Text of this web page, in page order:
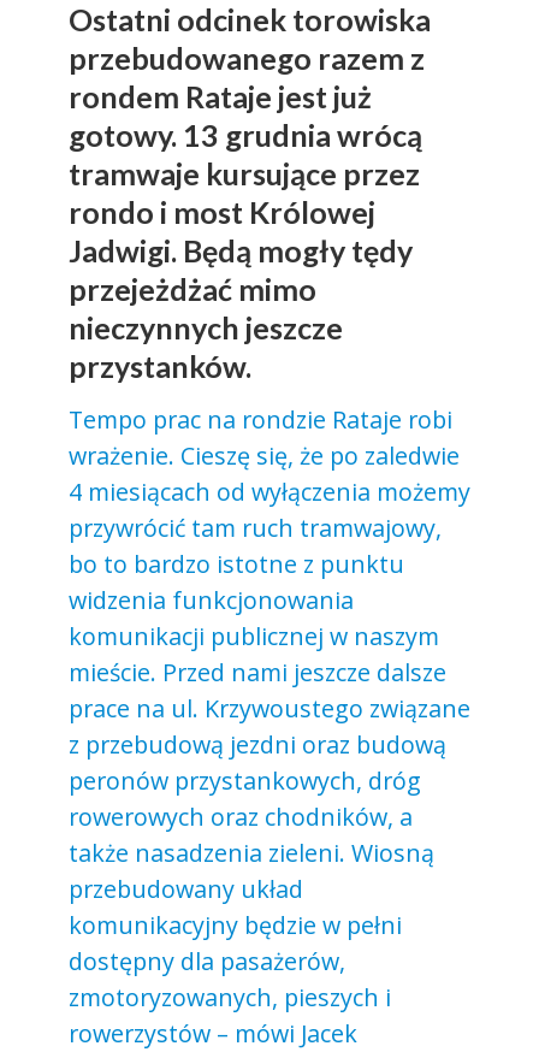
Ostatni odcinek torowiska
przebudowanego razem z
rondem Rataje jest już
gotowy. 13 grudnia wrócą
tramwaje kursujące przez
rondo i most Królowej
Jadwigi. Będą mogły tędy
przejeżdżać mimo
nieczynnych jeszcze
przystanków.
Tempo prac na rondzie Rataje robi
wrażenie. Cieszę się, że po zaledwie
4 miesiącach od wyłączenia możemy
przywrócić tam ruch tramwajowy,
bo to bardzo istotne z punktu
widzenia funkcjonowania
komunikacji publicznej w naszym
mieście. Przed nami jeszcze dalsze
prace na ul. Krzywoustego związane
z przebudową jezdni oraz budową
peronów przystankowych, dróg
rowerowych oraz chodników, a
także nasadzenia zieleni. Wiosną
przebudowany układ
komunikacyjny będzie w pełni
dostępny dla pasażerów,
zmotoryzowanych, pieszych i
rowerzystów – mówi Jacek